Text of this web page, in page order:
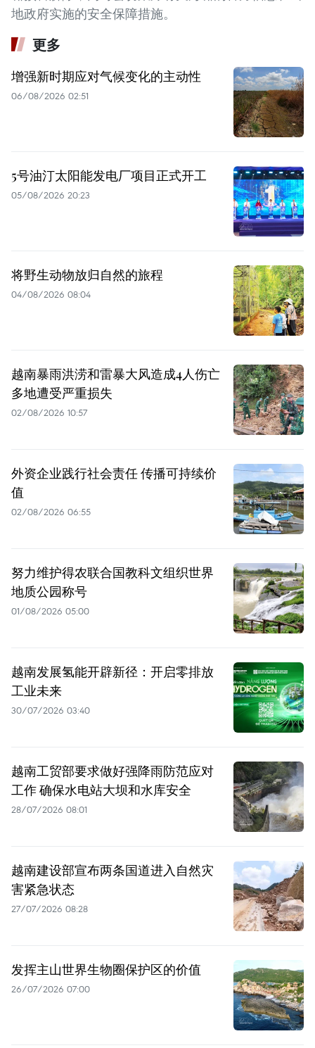
地政府实施的安全保障措施。
更多
增强新时期应对气候变化的主动性
06/08/2026 02:51
5号油汀太阳能发电厂项目正式开工
05/08/2026 20:23
将野生动物放归自然的旅程
04/08/2026 08:04
越南暴雨洪涝和雷暴大风造成4人伤亡
多地遭受严重损失
02/08/2026 10:57
外资企业践行社会责任 传播可持续价
值
02/08/2026 06:55
努力维护得农联合国教科文组织世界
地质公园称号
01/08/2026 05:00
越南发展氢能开辟新径：开启零排放
工业未来
30/07/2026 03:40
越南工贸部要求做好强降雨防范应对
工作 确保水电站大坝和水库安全
28/07/2026 08:01
越南建设部宣布两条国道进入自然灾
害紧急状态
27/07/2026 08:28
发挥主山世界生物圈保护区的价值
26/07/2026 07:00